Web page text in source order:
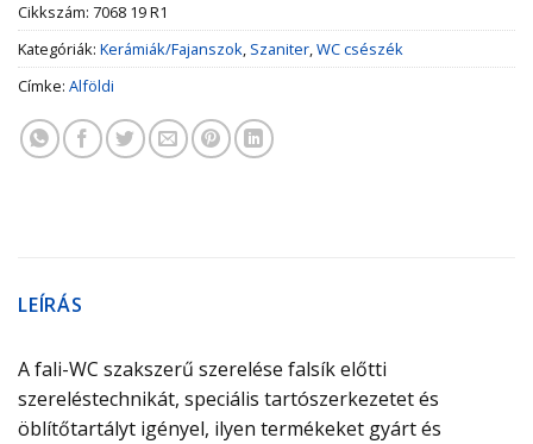
Cikkszám: 7068 19 R1
Kategóriák: Kerámiák/Fajanszok, Szaniter,WC csészék
Címke: Alföldi
LEÍRÁS
A fali-WC szakszerű szerelése falsík előtti
szereléstechnikát, speciális tartószerkezetet és
öblítőtartályt igényel, ilyen termékeket gyárt és